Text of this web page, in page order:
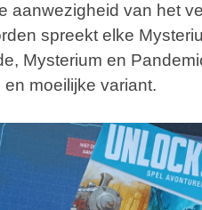
aanwezigheid van het
spreekt elke
Mysterium en
moeilijke variant.